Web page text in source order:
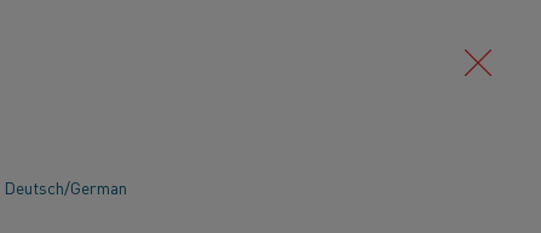
Deutsch/German